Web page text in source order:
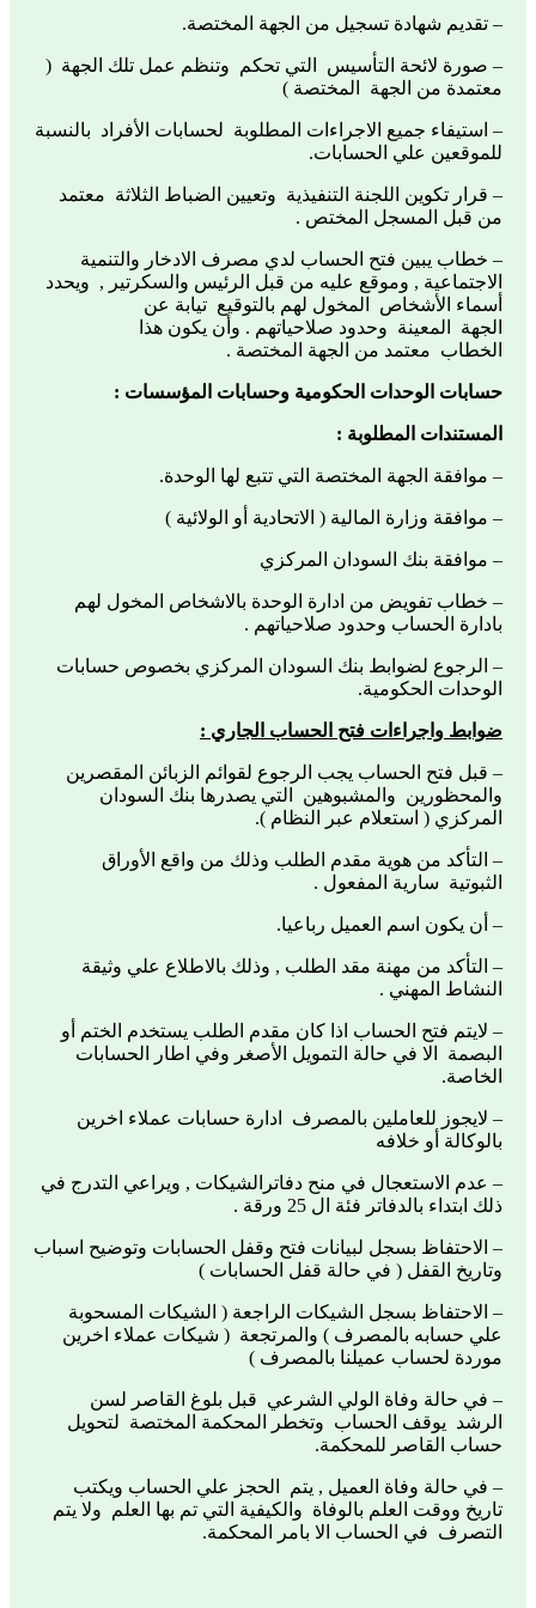
– تقديم شهادة تسجيل من الجهة المختصة.
– صورة لائحة التأسيس التي تحكم وتنظم عمل تلك الجهة (
معتمدة من الجهة المختصة )
– استيفاء جميع الاجراءات المطلوبة لحسابات الأفراد بالنسبة
للموقعين علي الحسابات.
– قرار تكوين اللجنة التنفيذية وتعيين الضباط الثلاثة معتمد
من قبل المسجل المختص .
– خطاب يبين فتح الحساب لدي مصرف الادخار والتنمية
الاجتماعية , وموقع عليه من قبل الرئيس والسكرتير , ويحدد
أسماء الأشخاص المخول لهم بالتوقيع تيابة عن
الجهة المعينة وحدود صلاحياتهم . وأن يكون هذا
الخطاب معتمد من الجهة المختصة .
حسابات الوحدات الحكومية وحسابات المؤسسات :
المستندات المطلوبة :
– موافقة الجهة المختصة التي تتبع لها الوحدة.
– موافقة وزارة المالية ( الاتحادية أو الولائية )
– موافقة بنك السودان المركزي
– خطاب تفويض من ادارة الوحدة بالاشخاص المخول لهم
بادارة الحساب وحدود صلاحياتهم .
– الرجوع لضوابط بنك السودان المركزي بخصوص حسابات
الوحدات الحكومية.
ضوابط واجراءات فتح الحساب الجاري :
– قبل فتح الحساب يجب الرجوع لقوائم الزبائن المقصرين
والمحظورين والمشبوهين التي يصدرها بنك السودان
المركزي ( استعلام عبر النظام ).
– التأكد من هوية مقدم الطلب وذلك من واقع الأوراق
الثبوتية سارية المفعول .
– أن يكون اسم العميل رباعيا.
– التأكد من مهنة مقد الطلب , وذلك بالاطلاع علي وثيقة
النشاط المهني .
– لايتم فتح الحساب اذا كان مقدم الطلب يستخدم الختم أو
البصمة الا في حالة التمويل الأصغر وفي اطار الحسابات
الخاصة.
– لايجوز للعاملين بالمصرف ادارة حسابات عملاء اخرين
بالوكالة أو خلافه
– عدم الاستعجال في منح دفاترالشيكات , ويراعي التدرج في
ذلك ابتداء بالدفاتر فئة ال 25 ورقة .
– الاحتفاظ بسجل لبيانات فتح وقفل الحسابات وتوضيح اسباب
وتاريخ القفل ( في حالة قفل الحسابات )
– الاحتفاظ بسجل الشيكات الراجعة ( الشيكات المسحوبة
علي حسابه بالمصرف ) والمرتجعة ( شيكات عملاء اخرين
موردة لحساب عميلنا بالمصرف )
– في حالة وفاة الولي الشرعي قبل بلوغ القاصر لسن
الرشد يوقف الحساب وتخطر المحكمة المختصة لتحويل
حساب القاصر للمحكمة.
– في حالة وفاة العميل , يتم الحجز علي الحساب ويكتب
تاريخ ووقت العلم بالوفاة والكيفية التي تم بها العلم ولا يتم
التصرف في الحساب الا بامر المحكمة.